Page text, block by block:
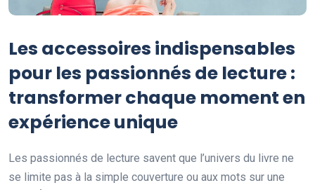
Les accessoires indispensables
pour les passionnés de lecture :
transformer chaque moment en
expérience unique
Les passionnés de lecture savent que l’univers du livre ne
se limite pas à la simple couverture ou aux mots sur une